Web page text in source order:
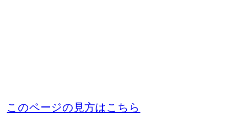
このページの見方はこちら